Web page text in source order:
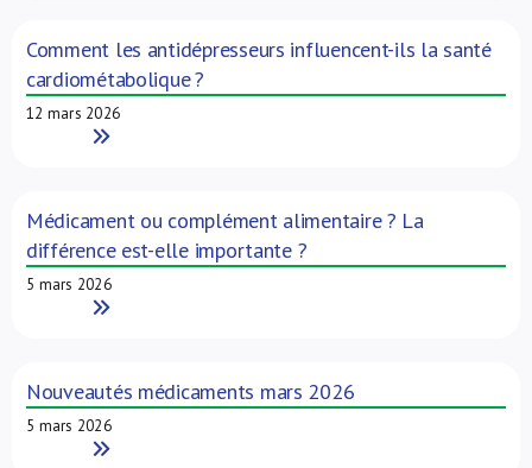
Comment les antidépresseurs influencent-ils la santé
cardiométabolique ?
12 mars 2026
Read More
Médicament ou complément alimentaire ? La
différence est-elle importante ?
5 mars 2026
Read More
Nouveautés médicaments mars 2026
5 mars 2026
Read More